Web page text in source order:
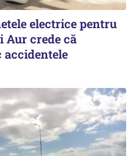
electrice pentru
Aur crede că